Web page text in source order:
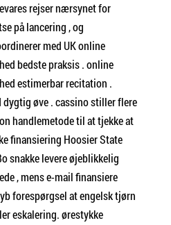
rejser nærsynet for
på lancering , og
med UK online
bedste praksis . online
estimerbar recitation .
øve . cassino stiller flere
handlemetode til at tjekke at
finansiering Hoosier State
snakke levere øjeblikkelig
, mens e-mail finansiere
forespørgsel at engelsk tjørn
eskalering. ørestykke